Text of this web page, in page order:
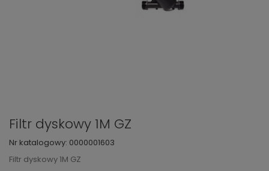
Filtr dyskowy 1M GZ
Nr katalogowy: 0000001603
Filtr dyskowy 1M GZ